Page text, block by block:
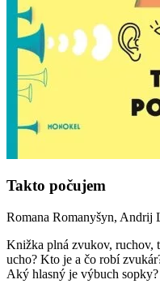
Takto počujem
Romana Romanyšyn, Andrij
Knižka plná zvukov, ruchov,
ucho? Kto je a čo robí
Aký hlasný je výbuch